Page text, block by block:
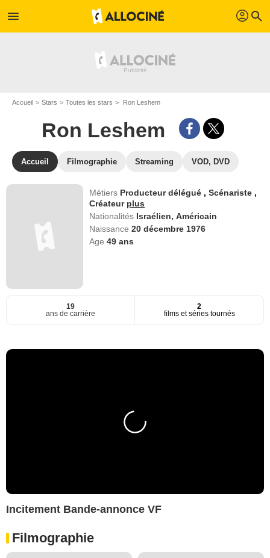
menu profil search
Accueil Stars Toutes les stars Ron Leshem
Ron Leshem
Accueil Filmographie Streaming VOD, DVD
Métiers Producteur délégué ,Scénariste ,
Créateur plus
Nationalités Israélien, Américain
Naissance20 décembre 1976
Age49 ans
19
ans de carrière
2
films et séries tournés
Incitement Bande-annonce VF
Filmographie